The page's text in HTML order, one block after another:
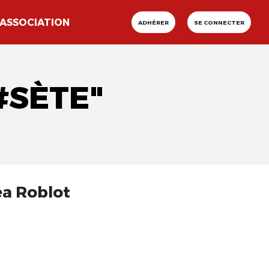
ASSOCIATION ADHÉRER SE CONNECTER
Roblot